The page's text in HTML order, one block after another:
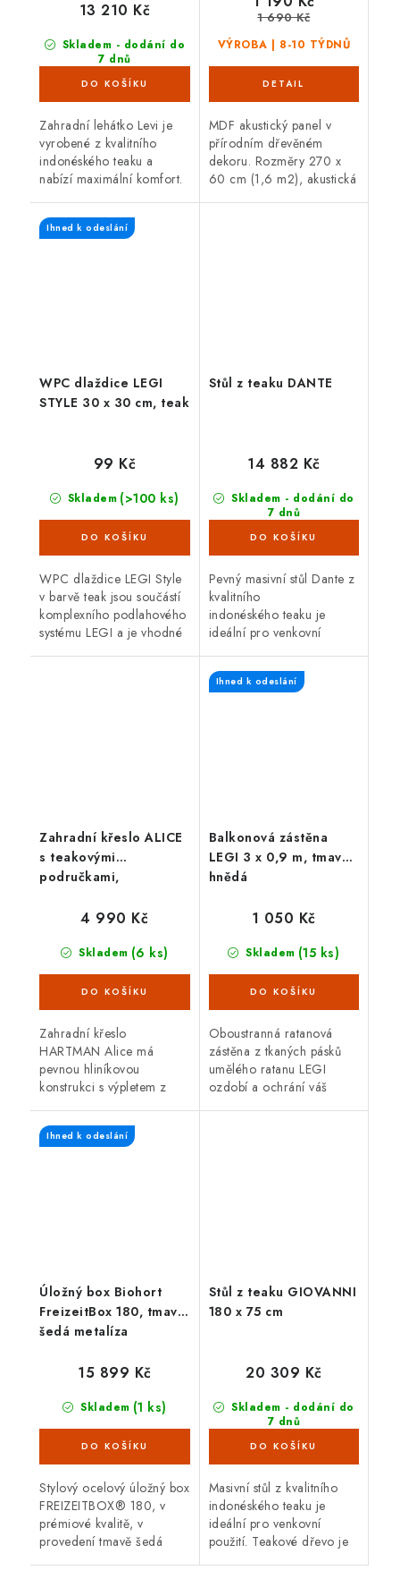
Skladem - dodání do
7 dnů
13 210 Kč
Zahradní lehátko Levi je
vyrobené z kvalitního
indonéského teaku a
nabízí maximální komfort.
odolné proti vnějším
vlivům, nepříznivé počasí,
VÝROBA | 8-10 TÝDNŮ
1 690 Kč
MDF akustický panel v
přírodním dřevěném
dekoru. Rozměry 270 x
60 cm (1,6 m2), akustická
WPC dlaždice LEGI
STYLE 30 x 30 cm, teak
Ihned k odeslání
Skladem (>100 ks)
99 Kč
WPC dlaždice LEGI Style
v barvě teak jsou součástí
komplexního podlahového
systému LEGI a je vhodné
Stůl z teaku DANTE
Skladem - dodání do
7 dnů
(3 ks)
14 882 Kč
Pevný masivní stůl Dante z
kvalitního
indonéského teaku je
ideální pro venkovní
do interiéru. Teakové
dřevo je velice odolné
Zahradní křeslo ALICE
s teakovými
područkami,
Skladem (6 ks)
4 990 Kč
Zahradní křeslo
HARTMAN Alice má
pevnou hliníkovou
konstrukci s výpletem z
vůči vodě i slunečnímu
záření a může být po celý
Balkonová zástěna
LEGI 3 x 0,9 m, tmavě
hnědá
Ihned k odeslání
Skladem (15 ks)
1 050 Kč
Oboustranná ratanová
zástěna z tkaných pásků
umělého ratanu LEGI
ozdobí a ochrání váš
Úložný box Biohort
FreizeitBox 180, tmavě
šedá metalíza
Ihned k odeslání
Skladem (1 ks)
15 899 Kč
Stylový ocelový úložný box
FREIZEITBOX® 180, v
prémiové kvalitě, v
provedení tmavě šedá
Stůl z teaku GIOVANNI
180 x 75 cm
Skladem - dodání do
7 dnů
20 309 Kč
Masivní stůl z kvalitního
indonéského teaku je
ideální pro venkovní
použití. Teakové dřevo je